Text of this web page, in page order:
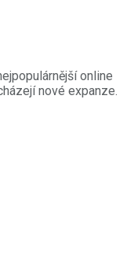
online
nové expanze.